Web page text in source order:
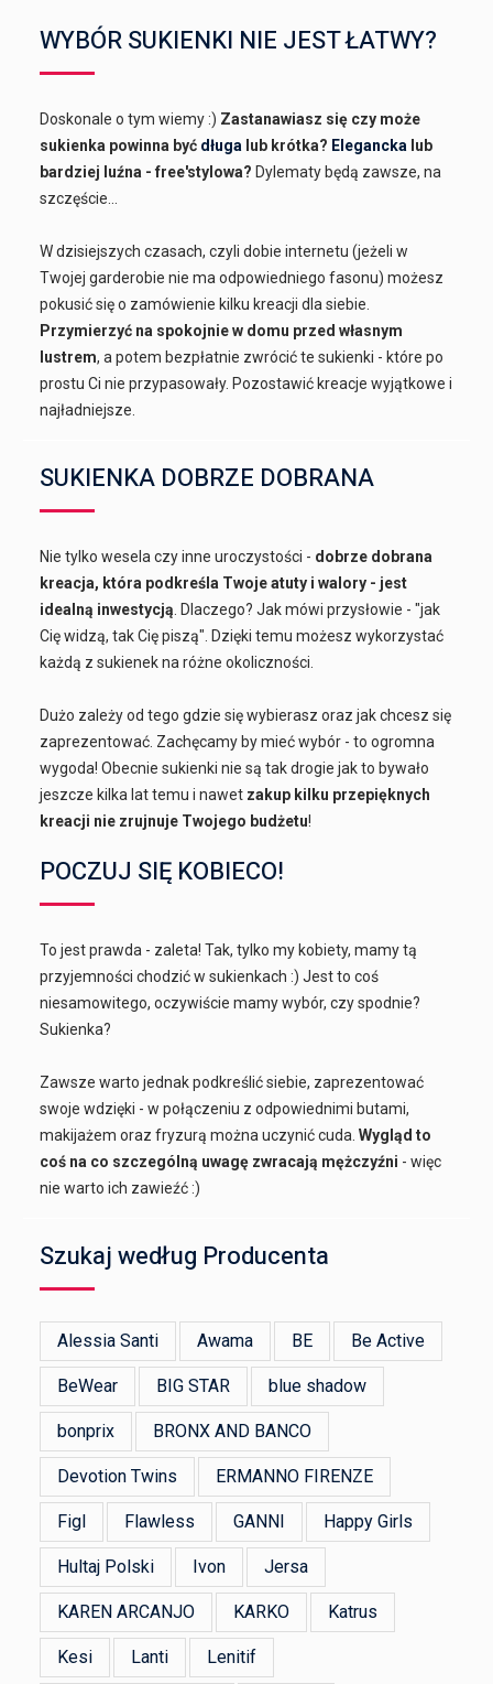
WYBÓR SUKIENKI NIE JEST ŁATWY?
Doskonale o tym wiemy :) Zastanawiasz się czy może
sukienka powinna być długa lub krótka? Elegancka lub
bardziej luźna - free'stylowa? Dylematy będą zawsze, na
szczęście...
W dzisiejszych czasach, czyli dobie internetu (jeżeli w
Twojej garderobie nie ma odpowiedniego fasonu) możesz
pokusić się o zamówienie kilku kreacji dla siebie.
Przymierzyć na spokojnie w domu przed własnym
lustrem, a potem bezpłatnie zwrócić te sukienki - które po
prostu Ci nie przypasowały. Pozostawić kreacje wyjątkowe i
najładniejsze.
SUKIENKA DOBRZE DOBRANA
Nie tylko wesela czy inne uroczystości - dobrze dobrana
kreacja, która podkreśla Twoje atuty i walory - jest
idealną inwestycją . Dlaczego? Jak mówi przysłowie - "jak
Cię widzą, tak Cię piszą". Dzięki temu możesz wykorzystać
każdą z sukienek na różne okoliczności.
Dużo zależy od tego gdzie się wybierasz oraz jak chcesz się
zaprezentować. Zachęcamy by mieć wybór - to ogromna
wygoda! Obecnie sukienki nie są tak drogie jak to bywało
jeszcze kilka lat temu i nawet zakup kilku przepięknych
kreacji nie zrujnuje Twojego budżetu!
POCZUJ SIĘ KOBIECO!
To jest prawda - zaleta! Tak, tylko my kobiety, mamy tą
przyjemności chodzić w sukienkach :) Jest to coś
niesamowitego, oczywiście mamy wybór, czy spodnie?
Sukienka?
Zawsze warto jednak podkreślić siebie, zaprezentować
swoje wdzięki - w połączeniu z odpowiednimi butami,
makijażem oraz fryzurą można uczynić cuda.Wygląd to
coś na co szczególną uwagę zwracają mężczyźni - więc
nie warto ich zawieźć :)
Szukaj według Producenta
Alessia Santi Awama BE Be Active
BeWear BIG STAR blue shadow
bonprix BRONX AND BANCO
Devotion Twins ERMANNO FIRENZE
Figl Flawless GANNI Happy Girls
Hultaj Polski Ivon Jersa
KAREN ARCANJO KARKO Katrus
Kesi Lanti Lenitif